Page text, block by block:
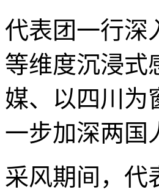
代表团一行深
等维度沉浸式
媒、以四川为
一步加深两国
采风期间，代